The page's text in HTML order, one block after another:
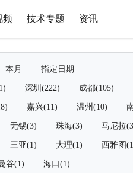
频 技术专题 资讯
本月 指定日期
深圳(222) 成都(105)
嘉兴(11) 温州(10)
无锡(3) 珠海(3) 马尼拉
三亚(1) 大理(1) 西雅图
谷(1) 海口(1)